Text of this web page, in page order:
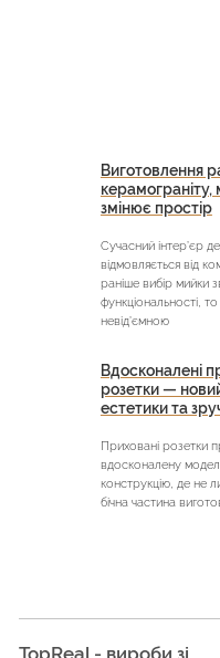
Виготовлення
керамограніту,
змінює простір
Сучасний інтер’єр
відмовляється від
раніше вибір мийки
функціональності,
невід’ємною
Вдосконалені
розетки —
естетики та
Приховані розетки
вдосконалену
конструкцію, де не
бічна частина
TopReal - вироби зі